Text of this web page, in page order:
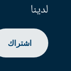
لدينا
اشتراك